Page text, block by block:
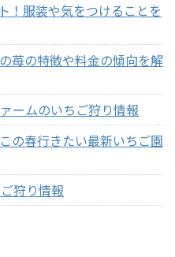
！服装や気をつけることを
苺の特徴や料金の傾向を解
ームのいちご狩り情報
の春行きたい最新いちご園
狩り情報